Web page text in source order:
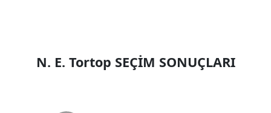
N. E. Tortop SEÇİM SONUÇLARI